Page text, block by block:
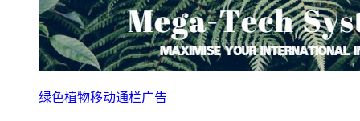
绿色植物移动通栏广告